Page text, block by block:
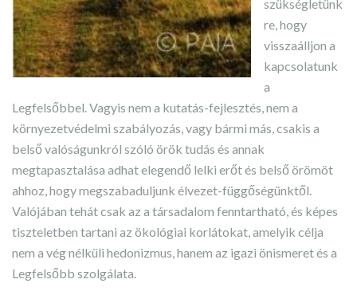
szükségletünk
re, hogy
visszaálljon a
kapcsolatunk
a
Legfelsőbbel. Vagyis nem a kutatás-fejlesztés, nem a
környezetvédelmi szabályozás, vagy bármi más, csakis a
belső valóságunkról szóló örök tudás és annak
megtapasztalása adhat elegendő lelki erőt és belső örömöt
ahhoz, hogy megszabaduljunk élvezet-függőségünktől.
Valójában tehát csak az a társadalom fenntartható, és képes
tiszteletben tartani az ökológiai korlátokat, amelyik célja
nem a vég nélküli hedonizmus, hanem az igazi önismeret és a
Legfelsőbb szolgálata.